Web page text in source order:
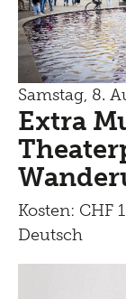
Samstag, 8.
Extra
Kosten: CHF
Deutsch